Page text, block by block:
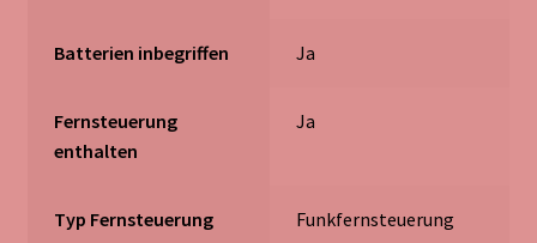
Batterien inbegriffen ‎Ja
Fernsteuerung
enthalten
‎Ja
Typ Fernsteuerung ‎Funkfernsteuerung